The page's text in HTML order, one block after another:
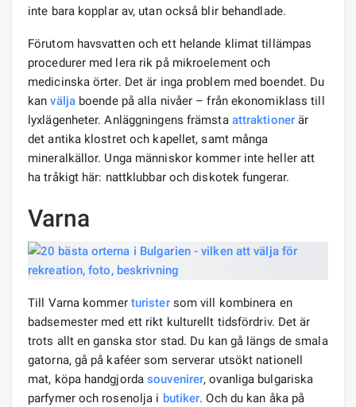
inte bara kopplar av, utan också blir behandlade.
Förutom havsvatten och ett helande klimat tillämpas
procedurer med lera rik på mikroelement och
medicinska örter. Det är inga problem med boendet. Du
kanväljaboende på alla nivåer – från ekonomiklass till
lyxlägenheter. Anläggningens främsta attraktionerär
det antika klostret och kapellet, samt många
mineralkällor. Unga människor kommer inte heller att
ha tråkigt här: nattklubbar och diskotek fungerar.
Varna
Till Varna kommer turistersom vill kombinera en
badsemester med ett rikt kulturellt tidsfördriv. Det är
trots allt en ganska stor stad. Du kan gå längs de smala
gatorna, gå på kaféer som serverar utsökt nationell
mat, köpa handgjordasouvenirer, ovanliga bulgariska
parfymer och rosenolja i butiker. Och du kan åka på